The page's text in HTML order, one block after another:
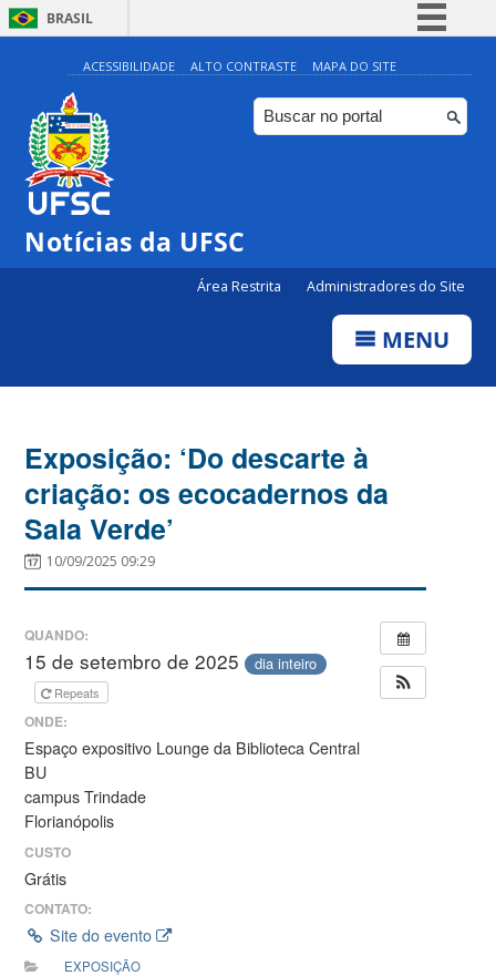
BRASIL
Simplifique!
Comunica BR
Participe
ACESSIBILIDADE ALTO CONTRASTE MAPA DO SITE
Notícias da UFSC
Área Restrita Administradores do Site
MENU
Exposição: ‘Do descarte à
criação: os ecocadernos da
Sala Verde’
10/09/2025 09:29
QUANDO:
15 de setembro de 2025 dia inteiro
Repeats
ONDE:
Espaço expositivo Lounge da Biblioteca Central
BU
campus Trindade
Florianópolis
CUSTO
Grátis
CONTATO:
Site do evento
EXPOSIÇÃO